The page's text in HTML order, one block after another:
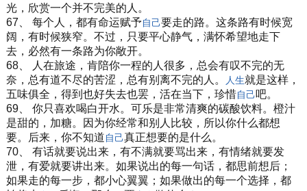
光，欣赏一个并不完美的人。
67、 每个人，都有命运赋予自己要走的路。这条路有时候宽
阔，有时候狭窄。不过，只要平心静气，满怀希望地走下
去，必然有一条路为你敞开。
68、 人在旅途，肯陪你一程的人很多，总会有叹不完的无
奈，总有道不尽的苦涩，总有别离不完的人。
人生就是这样，
五味俱全，得到也好失去也罢，活在当下，珍惜自己吧。
69、 你只喜欢喝白开水。可乐是非常清爽的碳酸饮料。橙汁
是甜的，加糖。因为你经常和别人比较，所以你什么都想
要。后来，你不知道自己真正想要的是什么。
70、 有话就要说出来，有不满就要骂出来，有情绪就要发
泄，有爱就要讲出来。如果说出的每一句话，都思前想后；
如果走的每一步，都小心翼翼；如果做出的每一个选择，都